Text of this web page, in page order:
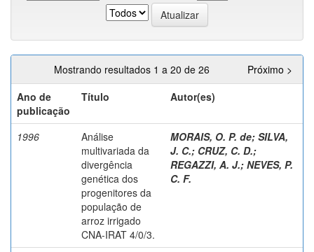
Mostrando resultados 1 a 20 de 26
Próximo >
Ano de
publicação
Título Autor(es)
1996
Análise
multivariada da
divergência
genética dos
progenitores da
população de
arroz irrigado
CNA-IRAT 4/0/3.
MORAIS, O. P. de; SILVA,
J. C.; CRUZ, C. D.;
REGAZZI, A. J.; NEVES, P.
C. F.